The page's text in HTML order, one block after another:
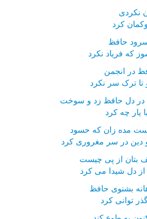
نکردی
کرد
حافظ
که فریاد نکرد
در انجمن
ترک سر نکرد
دل حافظ زد و سوخت
یار چه کرد
مده زان که حسود
در سر مغروری کرد
بتان از پی چیست
دل شیدا می کرد
بشنوی حافظ
توانی کرد